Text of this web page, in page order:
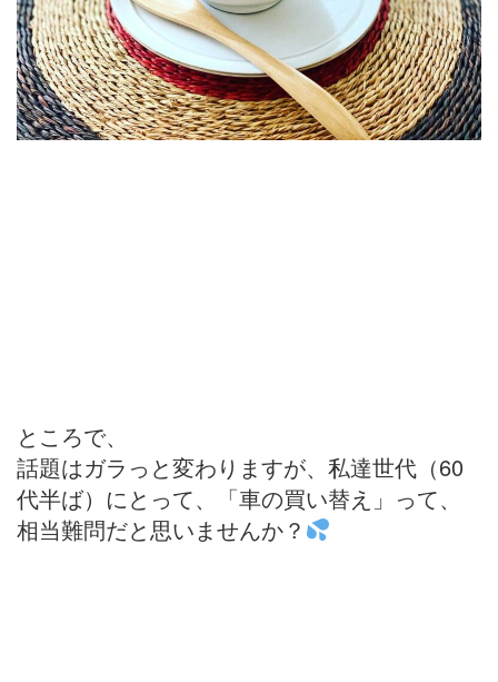
ところで、
話題はガラっと変わりますが、私達世代（60
代半ば）にとって、「車の買い替え」って、
相当難問だと思いませんか？